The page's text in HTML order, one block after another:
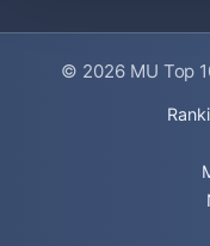
© 2026 MU Top